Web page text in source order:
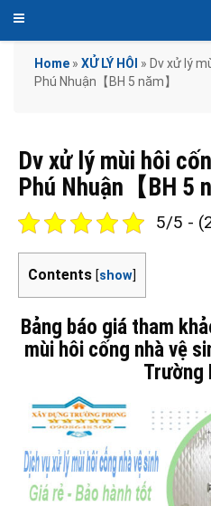
Home » XỬ LÝ HÔI » Dv xử lý
Phú Nhuận【BH 5 năm】
Dv xử lý mùi hôi
Phú Nhuận【BH 5
5/5 -
Contents [show]
Bảng báo giá tham
mùi hôi cống nhà vệ
Trường